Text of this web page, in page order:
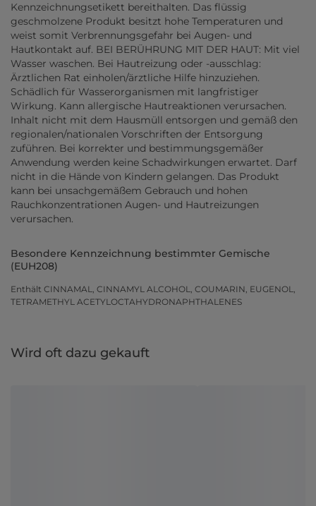
Kennzeichnungsetikett bereithalten. Das flüssig
geschmolzene Produkt besitzt hohe Temperaturen und
weist somit Verbrennungsgefahr bei Augen- und
Hautkontakt auf. BEI BERÜHRUNG MIT DER HAUT: Mit viel
Wasser waschen. Bei Hautreizung oder -ausschlag:
Ärztlichen Rat einholen/ärztliche Hilfe hinzuziehen.
Schädlich für Wasserorganismen mit langfristiger
Wirkung. Kann allergische Hautreaktionen verursachen.
Inhalt nicht mit dem Hausmüll entsorgen und gemäß den
regionalen/nationalen Vorschriften der Entsorgung
zuführen. Bei korrekter und bestimmungsgemäßer
Anwendung werden keine Schadwirkungen erwartet. Darf
nicht in die Hände von Kindern gelangen. Das Produkt
kann bei unsachgemäßem Gebrauch und hohen
Rauchkonzentrationen Augen- und Hautreizungen
verursachen.
Besondere Kennzeichnung bestimmter Gemische
(EUH208)
Enthält CINNAMAL, CINNAMYL ALCOHOL, COUMARIN, EUGENOL,
TETRAMETHYL ACETYLOCTAHYDRONAPHTHALENES
Wird oft dazu gekauft